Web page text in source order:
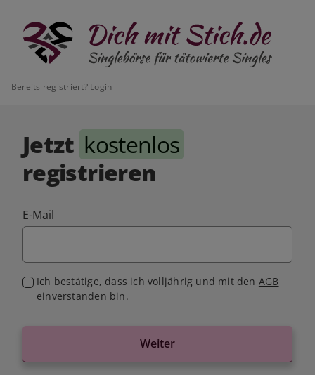
Bereits registriert? Login
Jetzt kostenlos
registrieren
E-Mail
Ich bestätige, dass ich volljährig und mit den AGB
einverstanden bin.
Weiter